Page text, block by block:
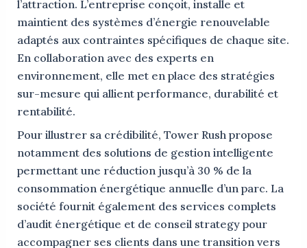
l’attraction. L’entreprise conçoit, installe et
maintient des systèmes d’énergie renouvelable
adaptés aux contraintes spécifiques de chaque site.
En collaboration avec des experts en
environnement, elle met en place des stratégies
sur-mesure qui allient performance, durabilité et
rentabilité.
Pour illustrer sa crédibilité, Tower Rush propose
notamment des solutions de gestion intelligente
permettant une réduction jusqu’à 30 % de la
consommation énergétique annuelle d’un parc. La
société fournit également des services complets
d’audit énergétique et de conseil strategy pour
accompagner ses clients dans une transition vers